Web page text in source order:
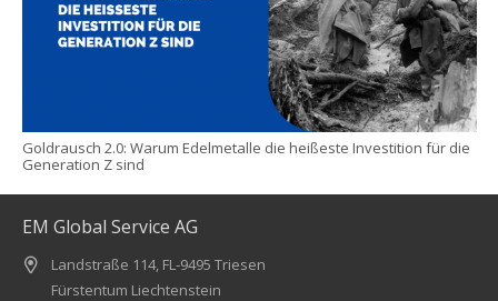
Goldrausch 2.0: Warum Edelmetalle die heißeste Investition für die
Generation Z sind
EM Global Service AG
Landstraße 114, FL-9495 Triesen
Fürstentum Liechtenstein